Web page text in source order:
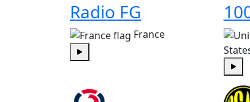
Radio FG
France